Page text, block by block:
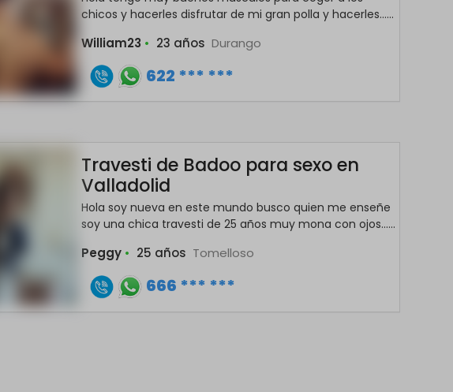
chicos y hacerles disfrutar de mi gran polla y hacerles......
William23 • 23 años Durango
622 *** ***
Travesti de Badoo para sexo en
Valladolid
Hola soy nueva en este mundo busco quien me enseñe
soy una chica travesti de 25 años muy mona con ojos......
Peggy • 25 años Tomelloso
666 *** ***